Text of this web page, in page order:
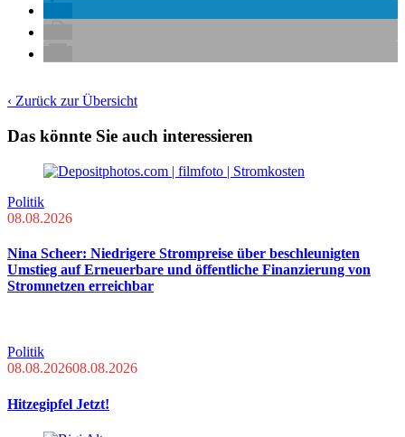
‹ Zurück zur Übersicht
Das könnte Sie auch interessieren
Politik
08.08.2026
Nina Scheer: Niedrigere Strompreise über beschleunigten
Umstieg auf Erneuerbare und öffentliche Finanzierung von
Stromnetzen erreichbar
Politik
08.08.202608.08.2026
Hitzegipfel Jetzt!